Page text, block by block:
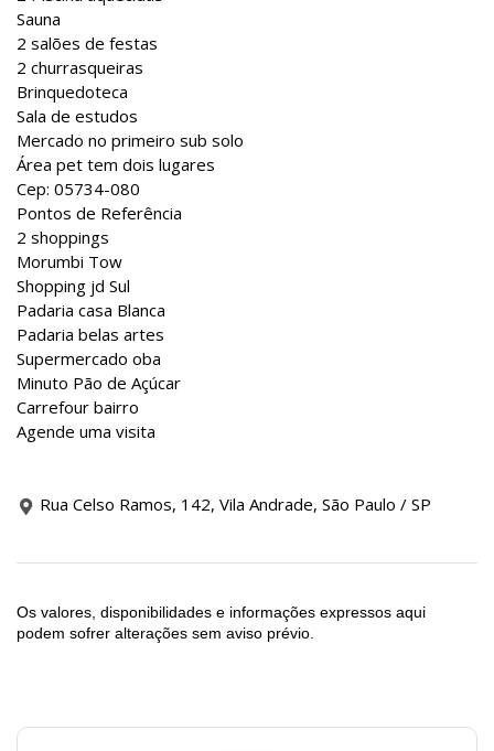
Sauna
2 salões de festas
2 churrasqueiras
Brinquedoteca
Sala de estudos
Mercado no primeiro sub solo
Área pet tem dois lugares
Cep: 05734-080
Pontos de Referência
2 shoppings
Morumbi Tow
Shopping jd Sul
Padaria casa Blanca
Padaria belas artes
Supermercado oba
Minuto Pão de Açúcar
Carrefour bairro
Agende uma visita
Rua Celso Ramos, 142, Vila Andrade, São Paulo / SP
Os valores, disponibilidades e informações expressos aqui
podem sofrer alterações sem aviso prévio.